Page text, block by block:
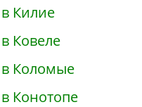
Килие
Ковеле
Коломые
Конотопе